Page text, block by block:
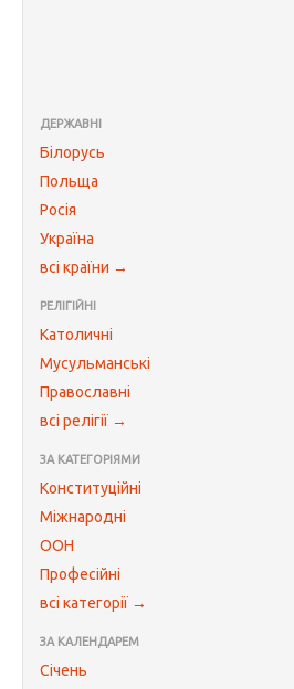
ДЕРЖАВНІ
Білорусь
Польща
Росія
Україна
всі країни →
РЕЛІГІЙНІ
Католичні
Мусульманські
Православні
всі релігії →
ЗА КАТЕГОРІЯМИ
Конституційні
Міжнародні
ООН
Професійні
всі категорії →
ЗА КАЛЕНДАРЕМ
Січень